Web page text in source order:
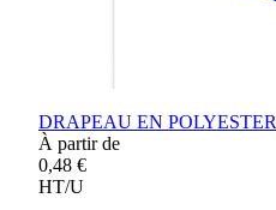
DRAPEAU EN POLYESTER
À partir de
0,48 €
HT/U